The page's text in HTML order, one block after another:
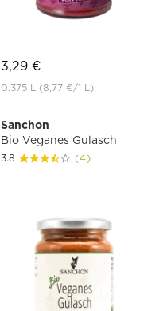
3,29 €
0.375 L (8,77 €/1 L)
Sanchon
Bio Veganes Gulasch
3.8 (4)